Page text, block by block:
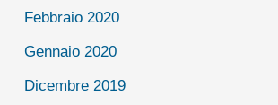
Febbraio 2020
Gennaio 2020
Dicembre 2019